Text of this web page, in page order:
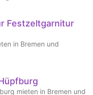
Festzeltgarnitur
in Bremen und
mieten in Bremen und